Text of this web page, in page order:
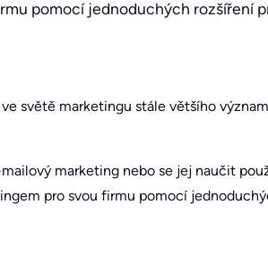
pomocí jednoduchých rozšíření
světě marketingu stále většího
marketing nebo se jej naučit
pro svou firmu pomocí